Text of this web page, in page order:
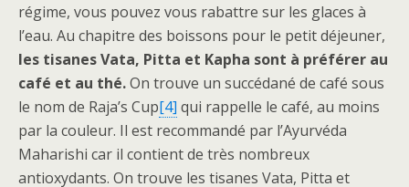
régime, vous pouvez vous rabattre sur les glaces à
l’eau. Au chapitre des boissons pour le petit déjeuner,
les tisanes Vata, Pitta et Kapha sont à préférer au
café et au thé.On trouve un succédané de café sous
le nom de Raja’s Cup[4] qui rappelle le café, au moins
par la couleur. Il est recommandé par l’Ayurvéda
Maharishi car il contient de très nombreux
antioxydants. On trouve les tisanes Vata, Pitta et